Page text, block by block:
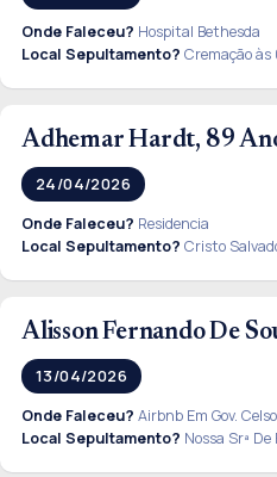
Onde Faleceu? Hospital Bethesda
Local Sepultamento? Cremação
Adhemar Hardt, 89
24/04/2026
Onde Faleceu? Residencia
Local Sepultamento? Cristo
Alisson Fernando De
13/04/2026
Onde Faleceu? Airbnb Em Gov.
Local Sepultamento? Nossa Srª